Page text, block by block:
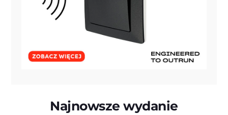
Najnowsze wydanie